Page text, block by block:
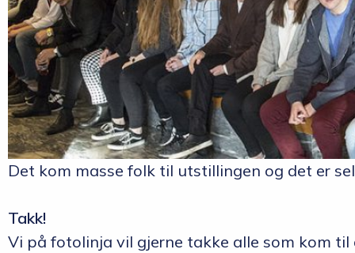
Det kom masse folk til utstillingen og det er
Takk!
Vi på fotolinja vil gjerne takke alle som kom